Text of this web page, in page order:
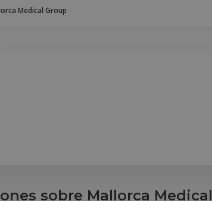
Medical Group
sobre Mallorca Medical